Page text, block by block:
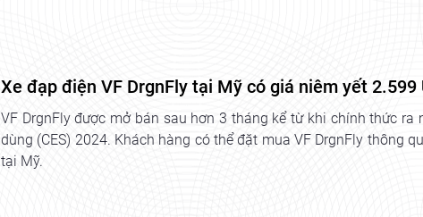
Xe đạp điện VF DrgnFly tại Mỹ có giá niêm yết 2.599
VF DrgnFly được mở bán sau hơn 3 tháng kể từ khi chính thức
dùng (CES) 2024. Khách hàng có thể đặt mua VF DrgnFly thông
tại Mỹ.